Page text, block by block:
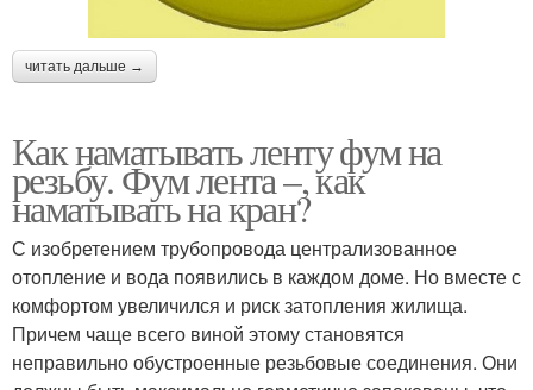
читать дальше →
Как наматывать ленту фум на
резьбу. Фум лента –, как
наматывать на кран?
С изобретением трубопровода централизованное
отопление и вода появились в каждом доме. Но вместе с
комфортом увеличился и риск затопления жилища.
Причем чаще всего виной этому становятся
неправильно обустроенные резьбовые соединения. Они